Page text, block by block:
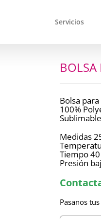
Servicios
BOLSA
Bolsa
100%
Sublimable
Medidas
Tiempo
Presión
Pasanos